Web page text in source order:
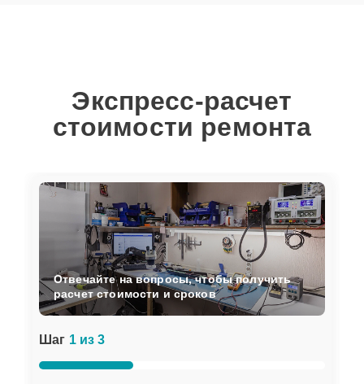
Экспресс-расчет
стоимости ремонта
Шаг 1 из 3
Отвечайте на вопросы, чтобы получить
расчет стоимости и сроков